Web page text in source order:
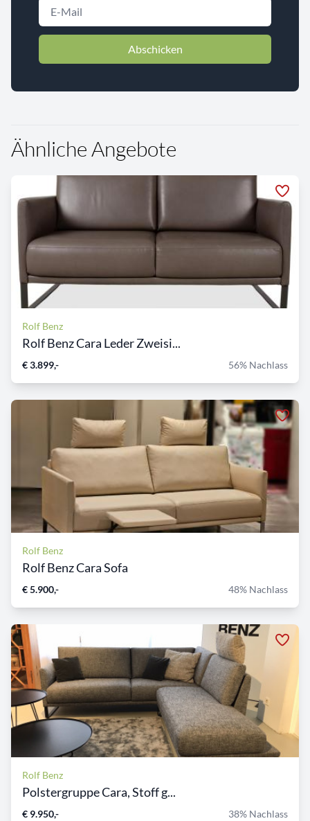
Abschicken
Ähnliche Angebote
Rolf Benz
Rolf Benz Cara Leder Zweisi...
€ 3.899,- 56% Nachlass
Rolf Benz
Rolf Benz Cara Sofa
€ 5.900,- 48% Nachlass
Rolf Benz
Polstergruppe Cara, Stoff g...
€ 9.950,- 38% Nachlass